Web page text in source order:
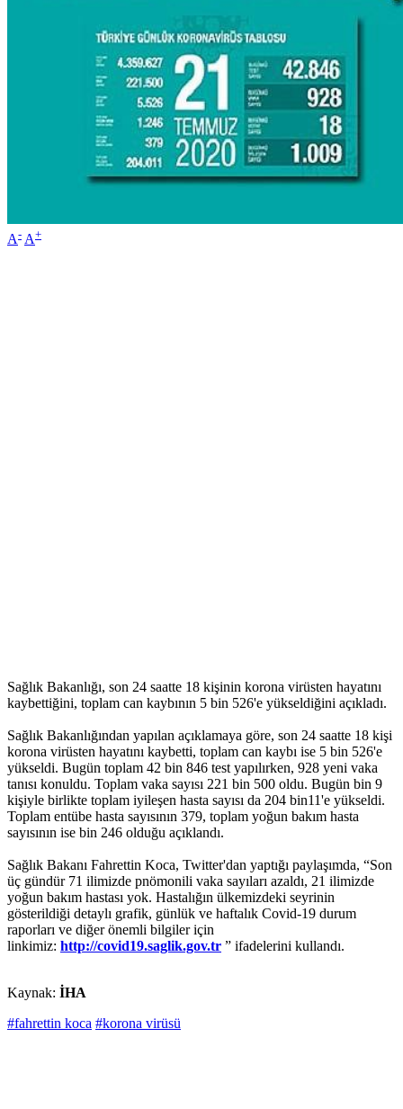
A- A+
Sağlık Bakanlığı, son 24 saatte 18 kişinin korona virüsten hayatını
kaybettiğini, toplam can kaybının 5 bin 526'e yükseldiğini açıkladı.
Sağlık Bakanlığından yapılan açıklamaya göre, son 24 saatte 18 kişi
korona virüsten hayatını kaybetti, toplam can kaybı ise 5 bin 526'e
yükseldi. Bugün toplam 42 bin 846 test yapılırken, 928 yeni vaka
tanısı konuldu. Toplam vaka sayısı 221 bin 500 oldu. Bugün bin 9
kişiyle birlikte toplam iyileşen hasta sayısı da 204 bin11'e yükseldi.
Toplam entübe hasta sayısının 379, toplam yoğun bakım hasta
sayısının ise bin 246 olduğu açıklandı.
Sağlık Bakanı Fahrettin Koca, Twitter'dan yaptığı paylaşımda, “Son
üç gündür 71 ilimizde pnömonili vaka sayıları azaldı, 21 ilimizde
yoğun bakım hastası yok. Hastalığın ülkemizdeki seyrinin
gösterildiği detaylı grafik, günlük ve haftalık Covid-19 durum
raporları ve diğer önemli bilgiler için
linkimiz: http://covid19.saglik.gov.tr ” ifadelerini kullandı.
Kaynak: İHA
#fahrettin koca #korona virüsü